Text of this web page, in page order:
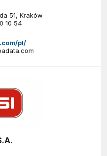
51, Kraków
10 54
pl/